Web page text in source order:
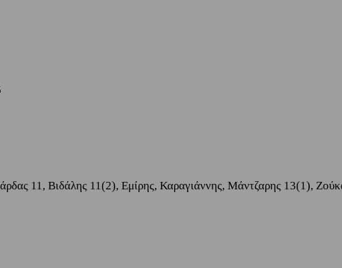
11, Βιδάλης 11(2), Εμίρης, Καραγιάννης, Μάντζαρης 13(1),